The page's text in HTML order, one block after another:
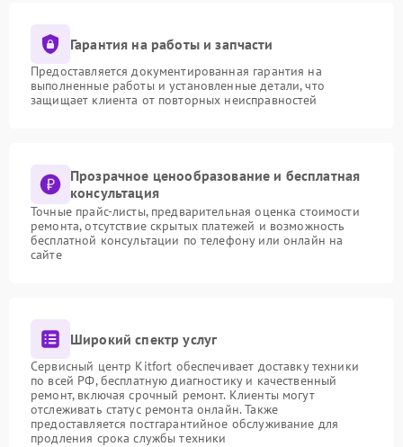
Гарантия на работы и запчасти
Предоставляется документированная гарантия на
выполненные работы и установленные детали, что
защищает клиента от повторных неисправностей
Прозрачное ценообразование и бесплатная
консультация
Точные прайс-листы, предварительная оценка стоимости
ремонта, отсутствие скрытых платежей и возможность
бесплатной консультации по телефону или онлайн на
сайте
Широкий спектр услуг
Сервисный центр Kitfort обеспечивает доставку техники
по всей РФ, бесплатную диагностику и качественный
ремонт, включая срочный ремонт. Клиенты могут
отслеживать статус ремонта онлайн. Также
предоставляется постгарантийное обслуживание для
продления срока службы техники